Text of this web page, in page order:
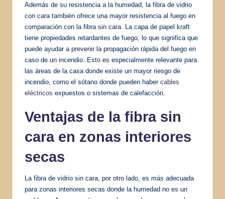
Además de su resistencia a la humedad, la fibra de vidrio
con cara también ofrece una mayor resistencia al fuego en
comparación con la fibra sin cara. La capa de papel kraft
tiene propiedades retardantes de fuego, lo que significa que
puede ayudar a prevenir la propagación rápida del fuego en
caso de un incendio. Esto es especialmente relevante para
las áreas de la casa donde existe un mayor riesgo de
incendio, como el sótano donde pueden haber cables
eléctricos expuestos o sistemas de calefacción.
Ventajas de la fibra sin
cara en zonas interiores
secas
La fibra de vidrio sin cara, por otro lado, es más adecuada
para zonas interiores secas donde la humedad no es un